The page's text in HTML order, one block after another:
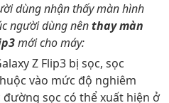
dùng nhận thấy màn hình
người dùng nênthay màn
mới cho máy:
Z Flip3 bị sọc, sọc
vào mức độ nghiêm
sọc có thể xuất hiện ở